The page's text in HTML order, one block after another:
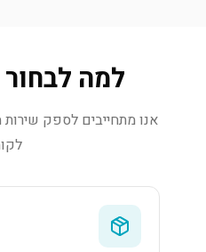
למה
אנו מתחייבים לספק שירות